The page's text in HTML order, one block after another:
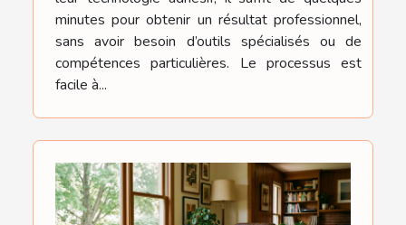
minutes pour obtenir un résultat professionnel,
sans avoir besoin d’outils spécialisés ou de
compétences particulières. Le processus est
facile à...